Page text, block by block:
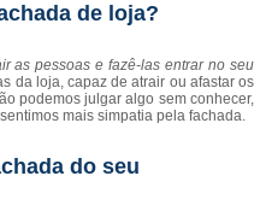
de loja?
as pessoas e fazê-las entrar no seu
da loja, capaz de atrair ou afastar os
podemos julgar algo sem conhecer,
mais simpatia pela fachada.
do seu